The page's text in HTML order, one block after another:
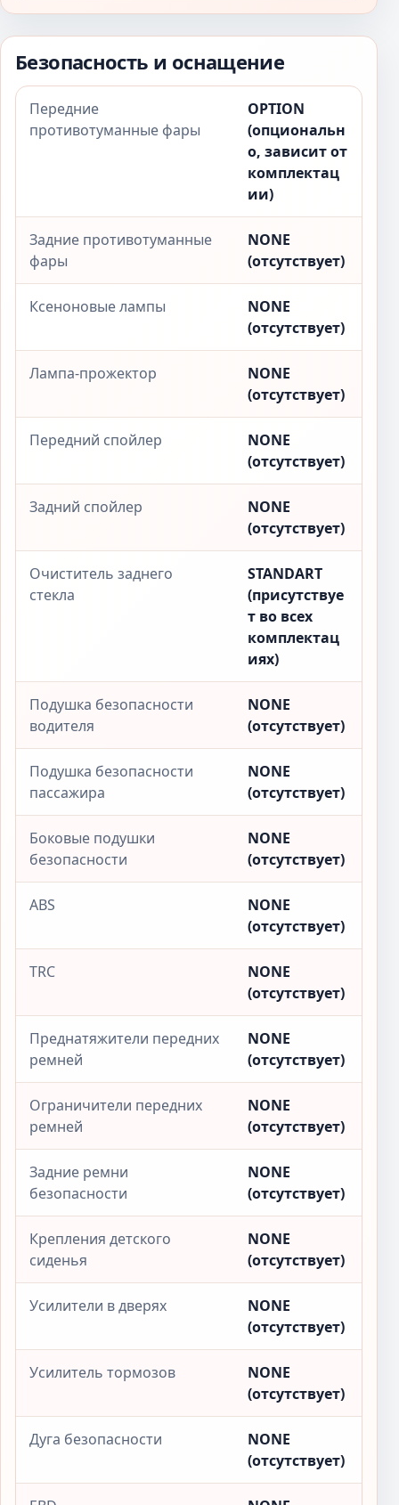
Безопасность и оснащение
Передние
противотуманные фары
OPTION
(опциональн
о, зависит от
комплектац
ии)
Задние противотуманные
фары
NONE
(отсутствует)
Ксеноновые лампы
NONE
(отсутствует)
Лампа-прожектор
NONE
(отсутствует)
Передний спойлер
NONE
(отсутствует)
Задний спойлер
NONE
(отсутствует)
Очиститель заднего
стекла
STANDART
(присутствуе
т во всех
комплектац
иях)
Подушка безопасности
водителя
NONE
(отсутствует)
Подушка безопасности
пассажира
NONE
(отсутствует)
Боковые подушки
безопасности
NONE
(отсутствует)
ABS
NONE
(отсутствует)
TRC
NONE
(отсутствует)
Преднатяжители передних
ремней
NONE
(отсутствует)
Ограничители передних
ремней
NONE
(отсутствует)
Задние ремни
безопасности
NONE
(отсутствует)
Крепления детского
сиденья
NONE
(отсутствует)
Усилители в дверях
NONE
(отсутствует)
Усилитель тормозов
NONE
(отсутствует)
Дуга безопасности
NONE
(отсутствует)